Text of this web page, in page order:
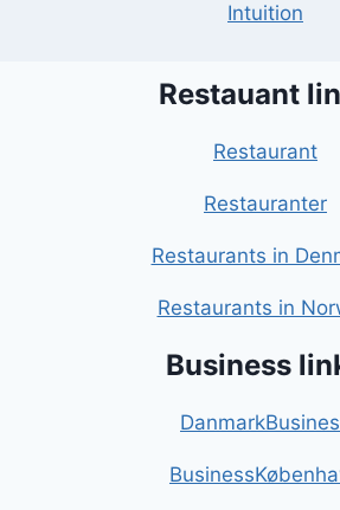
Intuition
Restauant
Restaurant
Restauranter
Restaurants in
Restaurants in
Business